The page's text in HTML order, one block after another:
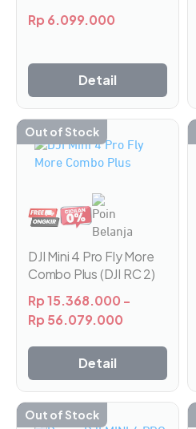
Rp 6.099.000
Detail
Out of Stock
DJI Mini 4 Pro Fly More
Combo Plus (DJI RC 2)
Rp15.368.000 -
Rp 56.079.000
Produk
ini
varian.
Pilihan
dapat
diambil
di
halaman
Detail
Out of Stock
Produk